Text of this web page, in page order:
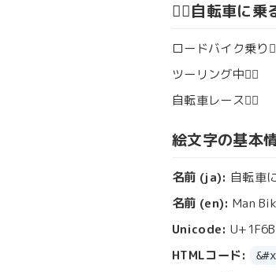
🚴‍♂️自転車に乗
ロードバイク乗り
ツーリング中🚴‍♂️
自転車レース🚴‍♂️
絵文字の基本
名前 (ja): 自転車
名前 (en): Man
Unicode:
HTMLコード: